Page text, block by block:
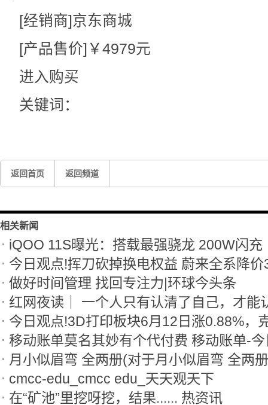
[经销商]京东商城
[产品售价] ￥4979元
进入购买
关键词：
返回首页 返回频道
相关新闻
iQOO 11S曝光：搭载最强骁龙 200W闪充
做好时间管理 找回专注力|环球今头条
红网夜读｜ 一个人只有认清了自己，才能
移动账单莫名其妙有个代付费 移动账单-
cmcc-edu_cmcc edu_天天观天下
在“矿池”里挖呀挖，结果...... 热资讯